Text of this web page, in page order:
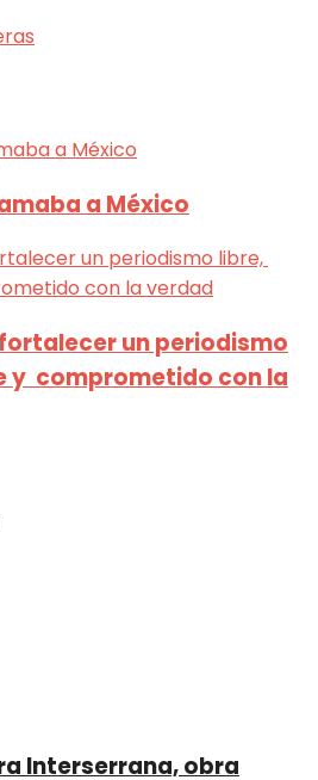
a México
un periodismo
y comprometido con la
Interserrana, obra